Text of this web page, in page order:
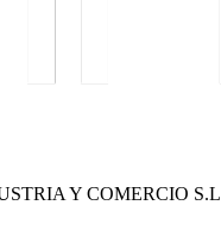
Y COMERCIO S.L